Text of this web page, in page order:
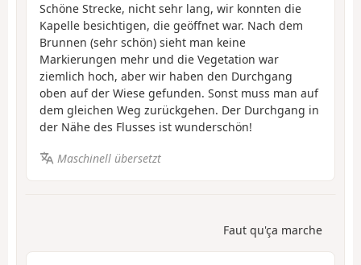
Schöne Strecke, nicht sehr lang, wir konnten die
Kapelle besichtigen, die geöffnet war. Nach dem
Brunnen (sehr schön) sieht man keine
Markierungen mehr und die Vegetation war
ziemlich hoch, aber wir haben den Durchgang
oben auf der Wiese gefunden. Sonst muss man auf
dem gleichen Weg zurückgehen. Der Durchgang in
der Nähe des Flusses ist wunderschön!
Maschinell übersetzt
Faut qu'ça marche